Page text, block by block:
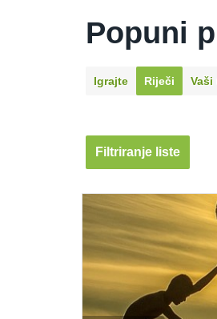
Popuni
Igrajte Riječi Vaši
Filtriranje liste